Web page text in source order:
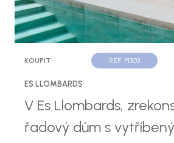
KOUPIT REF. P1303
ES LLOMBARDS
V Es Llombards,
řadový dům s